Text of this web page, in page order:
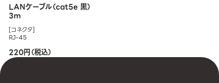
LANケーブル（cat5e 黒）
3m
[コネクタ]
RJ-45
220円（税込）